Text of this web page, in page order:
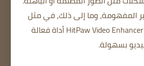
المفهومة، وما إلى ذلك، في مثل
هذه الحالات، تعد HitPaw Video Enhancer أداة فعالة
بسهولة.